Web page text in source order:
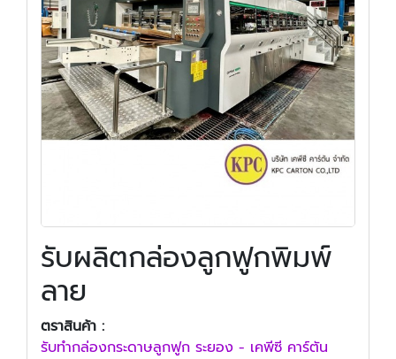
รับผลิตกล่องลูกฟูกพิมพ์
ลาย
ตราสินค้า :
รับทํากล่องกระดาษลูกฟูก ระยอง - เคพีซี คาร์ตัน